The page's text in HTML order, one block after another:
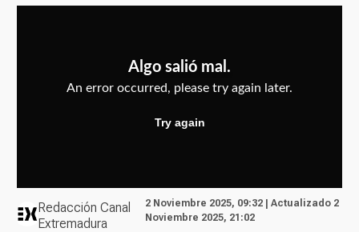
Redacción Canal
Extremadura
2 Noviembre 2025, 09:32 | Actualizado 2
Noviembre 2025, 21:02